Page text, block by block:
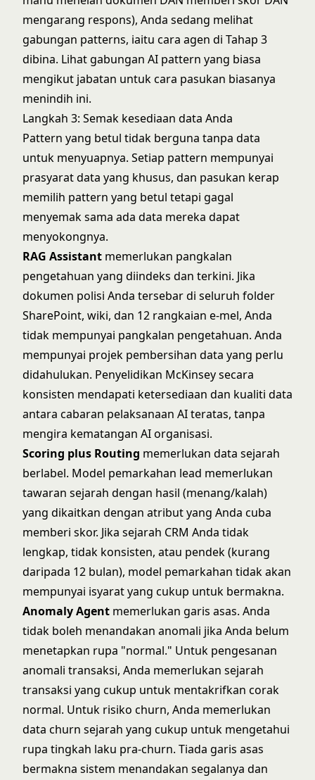
mengarang respons), Anda sedang melihat
gabungan patterns, iaitu cara agen di Tahap 3
dibina. Lihat gabungan AI pattern yang biasa
mengikut jabatan untuk cara pasukan biasanya
menindih ini.
Langkah 3: Semak kesediaan data Anda
Pattern yang betul tidak berguna tanpa data
untuk menyuapnya. Setiap pattern mempunyai
prasyarat data yang khusus, dan pasukan kerap
memilih pattern yang betul tetapi gagal
menyemak sama ada data mereka dapat
menyokongnya.
RAG Assistant memerlukan pangkalan
pengetahuan yang diindeks dan terkini. Jika
dokumen polisi Anda tersebar di seluruh folder
SharePoint, wiki, dan 12 rangkaian e-mel, Anda
tidak mempunyai pangkalan pengetahuan. Anda
mempunyai projek pembersihan data yang perlu
didahulukan. Penyelidikan McKinsey secara
konsisten mendapati ketersediaan dan kualiti data
antara cabaran pelaksanaan AI teratas, tanpa
mengira kematangan AI organisasi.
Scoring plus Routing memerlukan data sejarah
berlabel. Model pemarkahan lead memerlukan
tawaran sejarah dengan hasil (menang/kalah)
yang dikaitkan dengan atribut yang Anda cuba
memberi skor. Jika sejarah CRM Anda tidak
lengkap, tidak konsisten, atau pendek (kurang
daripada 12 bulan), model pemarkahan tidak akan
mempunyai isyarat yang cukup untuk bermakna.
Anomaly Agent memerlukan garis asas. Anda
tidak boleh menandakan anomali jika Anda belum
menetapkan rupa "normal." Untuk pengesanan
anomali transaksi, Anda memerlukan sejarah
transaksi yang cukup untuk mentakrifkan corak
normal. Untuk risiko churn, Anda memerlukan
data churn sejarah yang cukup untuk mengetahui
rupa tingkah laku pra-churn. Tiada garis asas
bermakna sistem menandakan segalanya dan